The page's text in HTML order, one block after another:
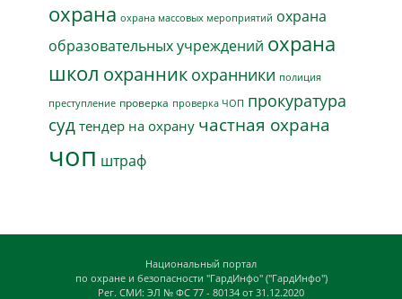
охрана охрана массовых мероприятий охрана
образовательных учреждений охрана
школ охранник охранники полиция
преступление проверка проверка ЧОП прокуратура
суд тендер на охрану частная охрана
чоп штраф
Национальный портал
по охране и безопасности "ГардИнфо" ("ГардИнфо")
Рег. СМИ: ЭЛ № ФС 77 - 80134 от 31.12.2020